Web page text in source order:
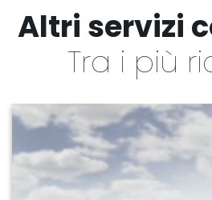
Altri servizi
Tra i più